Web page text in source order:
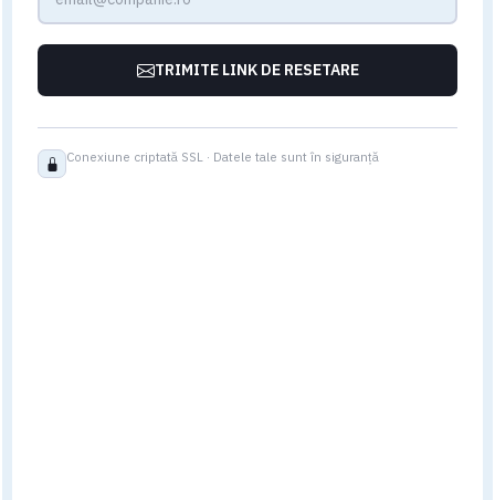
TRIMITE LINK DE RESETARE
Conexiune criptată SSL · Datele tale sunt în siguranță